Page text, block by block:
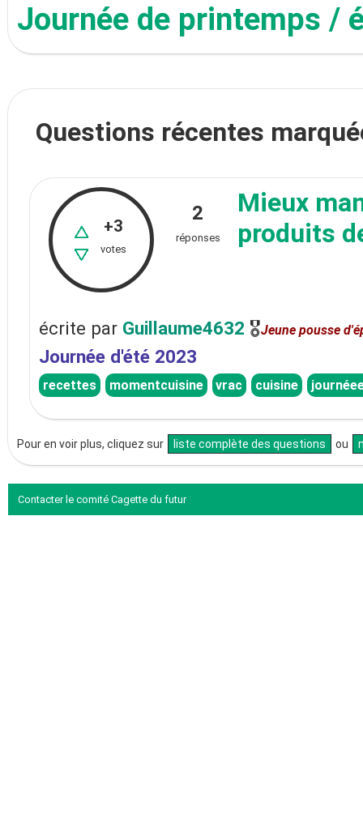
Journée de printemps /
Questions récentes
+3
votes
2
réponses
Mieux
produits
écrite par Guillaume4632 🎖Jeune pousse
Journée d'été 2023
recettes momentcuisine vrac cuisine
Pour en voir plus, cliquez sur liste complète des questions ou
Contacter le comité Cagette du futur